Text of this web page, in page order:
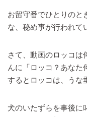
お留守番でひとりのと
な、秘め事が行われて
さて、動画のロッコは
んに「ロッコ？あなた
するとロッコは、うな
犬のいたずらを事後に